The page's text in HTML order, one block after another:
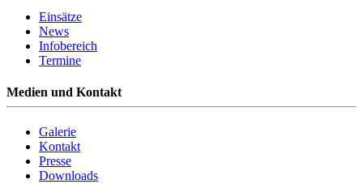
Einsätze
News
Infobereich
Termine
Medien und Kontakt
Galerie
Kontakt
Presse
Downloads